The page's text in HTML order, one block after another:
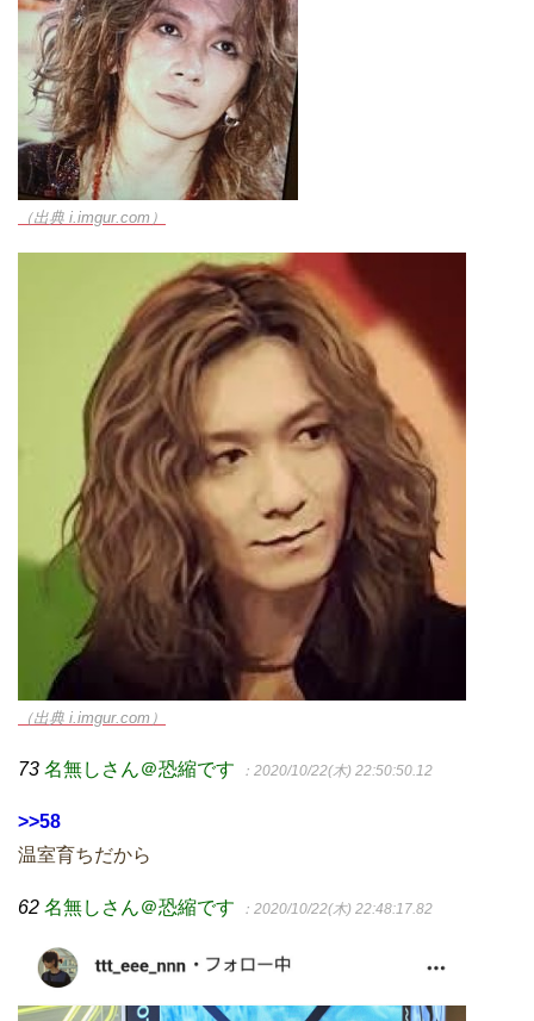
（出典 i.imgur.com）
（出典 i.imgur.com）
73 名無しさん＠恐縮です ：2020/10/22(木) 22:50:50.12
>>58
温室育ちだから
62 名無しさん＠恐縮です ：2020/10/22(木) 22:48:17.82